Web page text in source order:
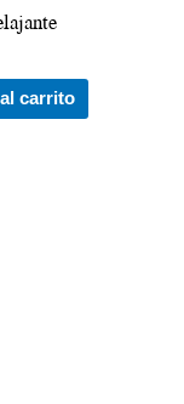
carrito